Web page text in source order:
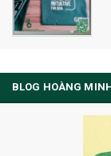
BLOG HOÀNG